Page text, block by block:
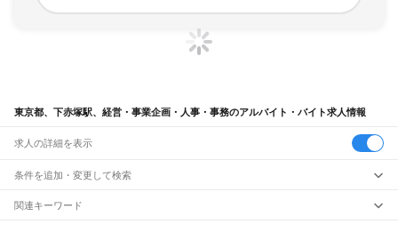
東京都、下赤塚駅、経営・事業企画・人事・事務のアルバイト・バイト求人情報
求人の詳細を表示
条件を追加・変更して検索
市区町村を追加・変更
関連キーワード